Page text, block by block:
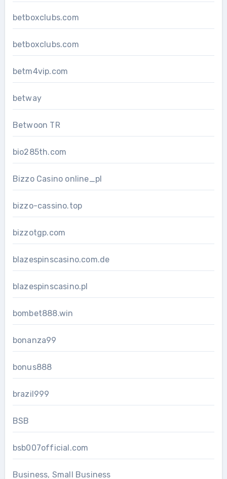
betboxclubs.com
betboxclubs.com
betm4vip.com
betway
Betwoon TR
bio285th.com
Bizzo Casino online_pl
bizzo-cassino.top
bizzotgp.com
blazespinscasino.com.de
blazespinscasino.pl
bombet888.win
bonanza99
bonus888
brazil999
BSB
bsb007official.com
Business, Small Business